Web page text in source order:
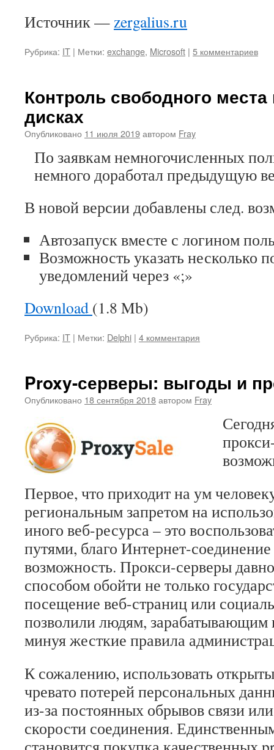
Источник —zergalius.ru
Рубрика: IT | Метки: exchange, Microsoft | 5 комментариев
Контроль свободного места
дисках
Опубликовано 11 июля 2019автором Fray
По заявкам немногочисленных
немного доработал предыдущую
В новой версии добавлены след.
Автозапуск вместе с логином
Возможность указать несколько
уведомлений через «;»
Download (1.8 Mb)
Рубрика: IT | Метки: Delphi | 4 комментария
Proxy-серверы: выгоды и
Опубликовано 18 сентября 2018автором Fray
Первое, что приходит на ум
региональным запретом на
иного веб-ресурса – это
путями, благо Интернет-
возможность. Прокси-серверы
способом обойти не только
посещение веб-страниц или
позволили людям, зарабатывающим
минуя жесткие правила
К сожалению, использовать
чревато потерей персональных
из-за постоянных обрывов связи
скорости соединения.